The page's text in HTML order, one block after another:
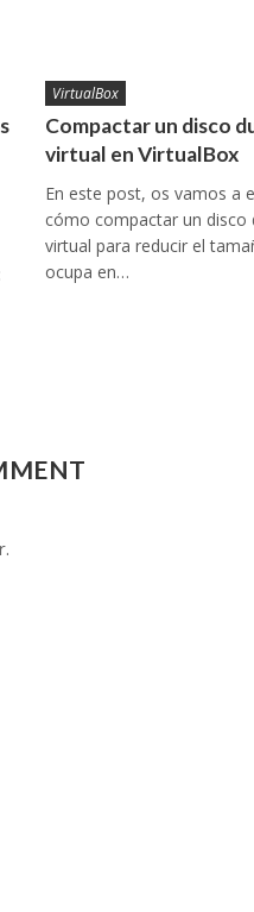
VirtualBox
Compactar un disco
virtual en VirtualBox
En este post, os vamos a
cómo compactar un disco
virtual para reducir el
ocupa en…